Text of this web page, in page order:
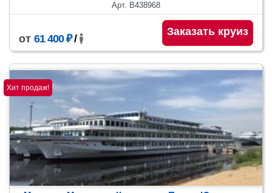
Арт. В438968
от 61 400 ₽/
Заказать круиз
Хит продаж!